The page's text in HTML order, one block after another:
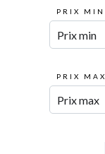
PRIX MIN
PRIX MAX